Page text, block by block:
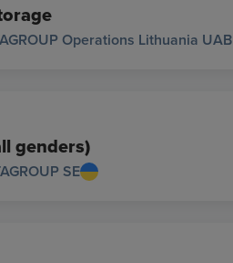
Operations Lithuania UAB
genders)
SE